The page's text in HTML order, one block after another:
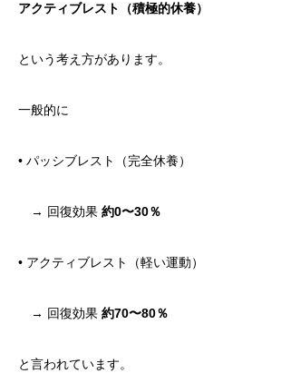
アクティブレスト（積極的休養）
という考え方があります。
一般的に
• パッシブレスト（完全休養）
→ 回復効果 約0〜30％
• アクティブレスト（軽い運動）
→ 回復効果 約70〜80％
と言われています。